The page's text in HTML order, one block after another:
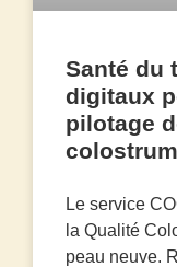
Santé du
digitaux
pilotage
colostrum
Le service
la Qualité
peau neuve.